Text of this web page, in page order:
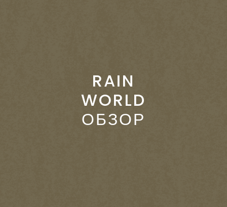
RAIN
WORLD
ОБЗОР